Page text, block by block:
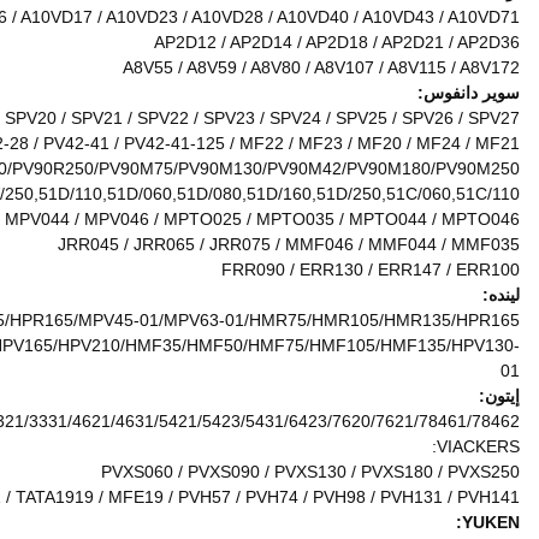
PV90R030/PV90R042/
Hmf63-01/MPR63/HPR75/HPR90/
BMV55/BMV75/BMV105/BMV135/BPR55/BPR75/BPR105/